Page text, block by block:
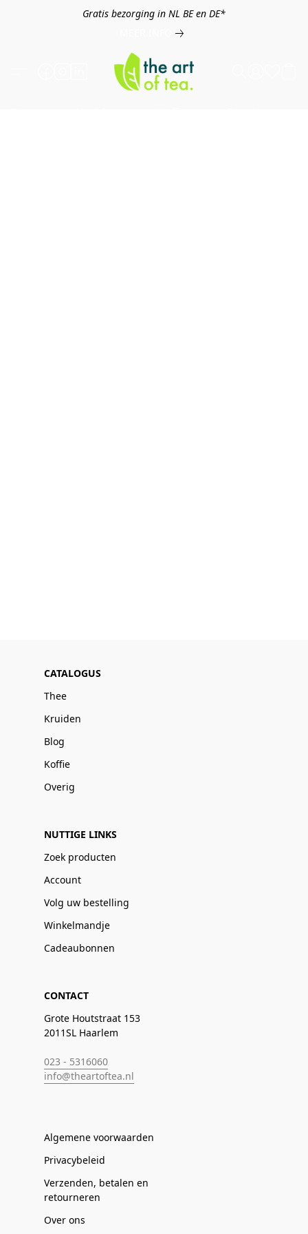
Gratis bezorging in NL BE en DE*
CATALOGUS
Thee
Kruiden
Blog
Koffie
Overig
NUTTIGE LINKS
Zoek producten
Account
Volg uw bestelling
Winkelmandje
Cadeaubonnen
CONTACT
Grote Houtstraat 153
2011SL Haarlem
023 - 5316060
info@theartoftea.nl
Algemene voorwaarden
Privacybeleid
Verzenden, betalen en
retourneren
Over ons